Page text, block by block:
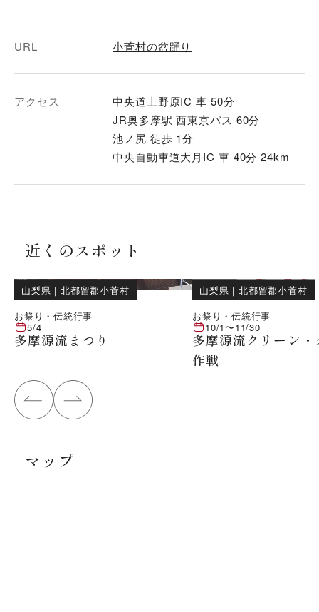
URL 小菅村の盆踊り
アクセス
中央道上野原IC 車 50分
JR奥多摩駅 西東京バス 60分
池ノ尻 徒歩 1分
中央自動車道大月IC 車 40分 24km
近くのスポット
山梨県 ｜北都留郡小菅村
お祭り・伝統行事
5/4
多摩源流まつり
山梨県 ｜北都留郡小菅村
お祭り・伝統行事
10/1〜11/30
多摩源流クリーン
作戦
マップ